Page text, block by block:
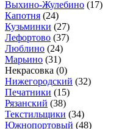
Выхино-Жулебино (17)
Капотня (24)
Кузьминки (27)
Лефортово (37)
Люблино (24)
Марьино (31)
Некрасовка (0)
Нижегородский (32)
Печатники (15)
Рязанский (38)
Текстильщики (34)
Южнопортовый (48)